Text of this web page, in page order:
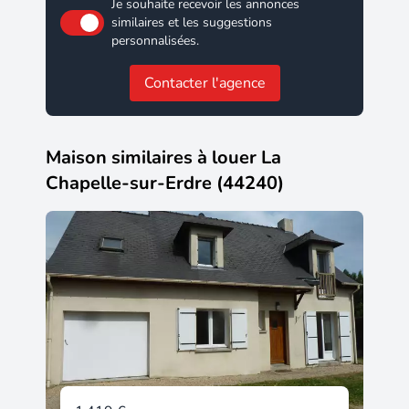
Je souhaite recevoir les annonces
similaires et les suggestions
personnalisées.
Contacter l'agence
Maison similaires à louer La
Chapelle-sur-Erdre (44240)